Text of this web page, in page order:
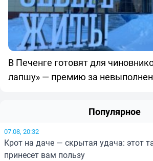
В Печенге готовят для
лапшу» — премию за
Популярное
07.08, 20:32
Крот на даче — скрытая удача: этот
принесет вам пользу